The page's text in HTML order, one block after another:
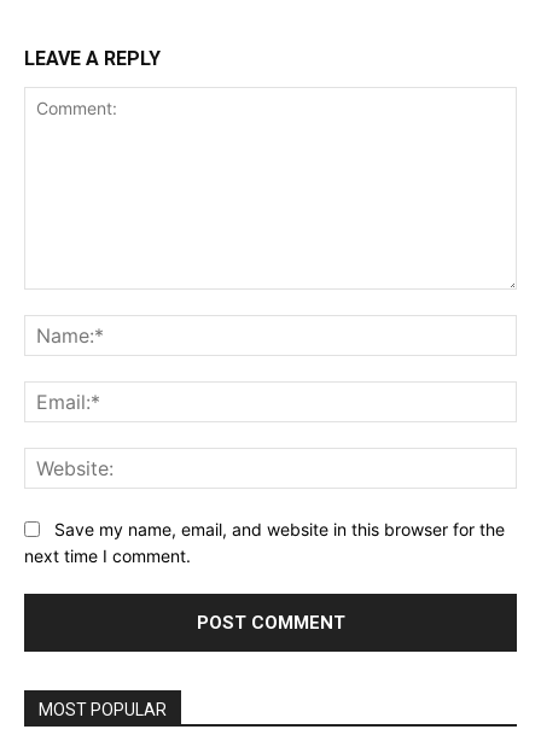
LEAVE A REPLY
Save my name, email, and website in this browser for the
next time I comment.
MOST POPULAR